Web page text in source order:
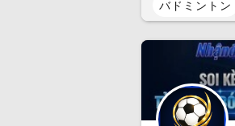
バドミントン